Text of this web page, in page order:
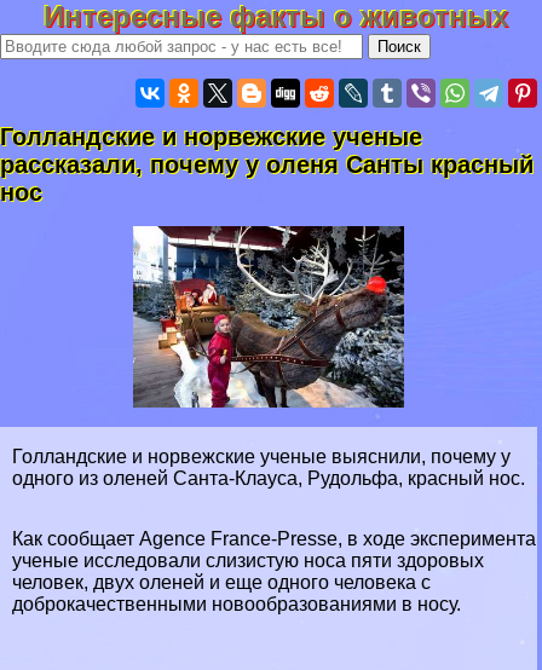
Интересные факты о животных
Голландские и норвежские ученые
рассказали, почему у оленя Санты красный
нос
Голландские и норвежские ученые выяснили, почему у
одного из оленей Санта-Клауса, Рудольфа, красный нос.
Как сообщает Agence France-Presse, в ходе эксперимента
ученые исследовали слизистую носа пяти здоровых
человек, двух оленей и еще одного человека с
доброкачественными новообразованиями в носу.